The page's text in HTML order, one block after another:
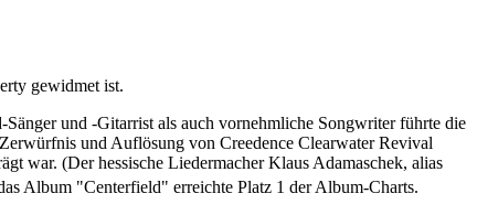
gewidmet ist.
und -Gitarrist als auch vornehmliche Songwriter führte die
und Auflösung von Creedence Clearwater Revival
war. (Der hessische Liedermacher Klaus Adamaschek, alias
Album "Centerfield" erreichte Platz 1 der Album-Charts.